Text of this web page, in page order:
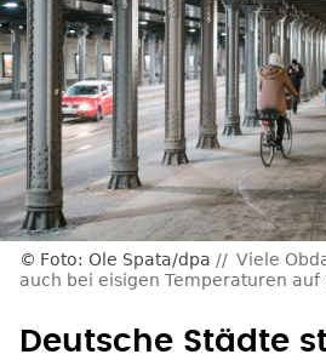
Foto: Ole Spata/dpa
Viele
auch bei eisigen Temperaturen auf
Deutsche Städte